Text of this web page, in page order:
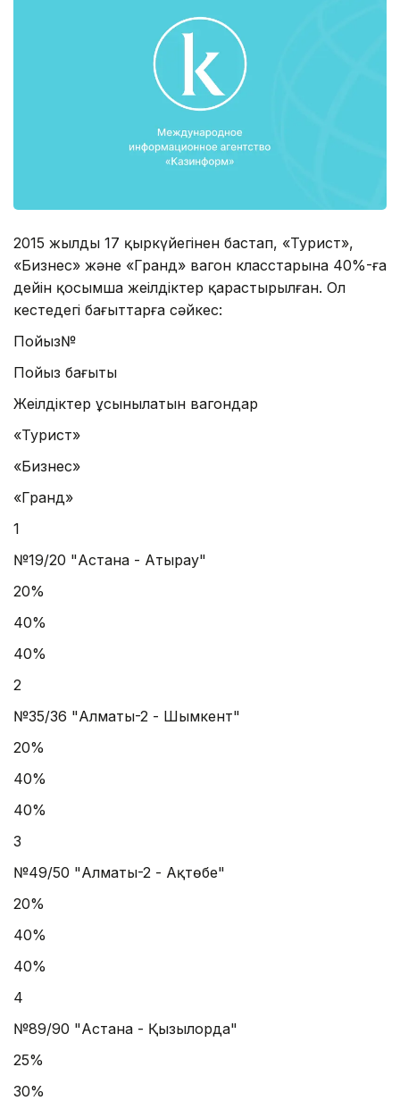
2015 жылдың 17 қыркүйегінен бастап, «Турист»,
«Бизнес» және «Гранд» вагон класстарына 40%-ға
дейін қосымша жеңілдіктер қарастырылған. Ол
кестедегі бағыттарға сәйкес:
Пойыз№
Пойыз бағыты
Жеңілдіктер ұсынылатын вагондар
«Турист»
«Бизнес»
«Гранд»
1
№19/20 "Астана - Атырау"
20%
40%
40%
2
№35/36 "Алматы-2 - Шымкент"
20%
40%
40%
3
№49/50 "Алматы-2 - Ақтөбе"
20%
40%
40%
4
№89/90 "Астана - Қызылорда"
25%
30%